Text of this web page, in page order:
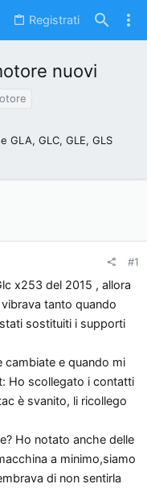
Registrati
nuovi
GLA, GLC, GLE, GLS
#1
x253 del 2015 , allora
tanto quando
sostituiti i supporti
cambiate e quando mi
Ho scollegato i contatti
è svanito, li ricollego
Ho notato anche delle
a minimo,siamo
di non sentirla